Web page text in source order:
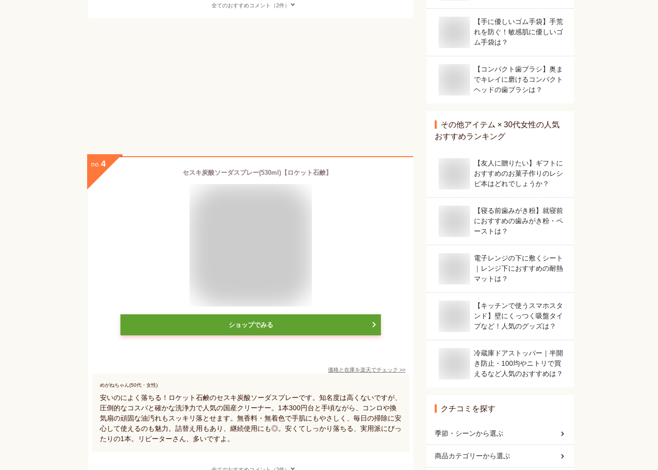
全てのおすすめコメント（2件）
no. 4
セスキ炭酸ソーダスプレー(530ml)【ロケット石鹸】
ショップでみる
価格と在庫を楽天でチェック >>
めがねちゃん(50代・女性)
安いのによく落ちる！ロケット石鹸のセスキ炭酸ソーダスプレーです。知名度は高くないですが、
圧倒的なコスパと確かな洗浄力で人気の国産クリーナー。1本300円台と手頃ながら、コンロや換
気扇の頑固な油汚れもスッキリ落とせます。無香料・無着色で手肌にもやさしく、毎日の掃除に安
心して使えるのも魅力。詰替え用もあり、継続使用にも◎。安くてしっかり落ちる、実用派にぴっ
たりの1本。リピーターさん、多いですよ。
【手に優しいゴム手袋】手荒
れを防ぐ！敏感肌に優しいゴ
ム手袋は？
【コンパクト歯ブラシ】奥ま
でキレイに磨けるコンパクト
ヘッドの歯ブラシは？
その他アイテム × 30代女性の人気
おすすめランキング
【友人に贈りたい】ギフトに
おすすめのお菓子作りのレシ
ピ本はどれでしょうか？
【寝る前歯みがき粉】就寝前
におすすめの歯みがき粉・ペ
ーストは？
電子レンジの下に敷くシート
｜レンジ下におすすめの耐熱
マットは？
【キッチンで使うスマホスタ
ンド】壁にくっつく吸盤タイ
プなど！人気のグッズは？
冷蔵庫ドアストッパー｜半開
き防止・100均やニトリで買
えるなど人気のおすすめは？
クチコミを探す
季節・シーンから選ぶ
商品カテゴリーから選ぶ